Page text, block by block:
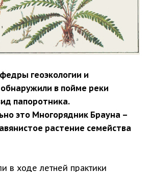
геоэкологии и
в пойме реки
папоротника.
это Многорядник Брауна –
растение семейства
в ходе летней практики